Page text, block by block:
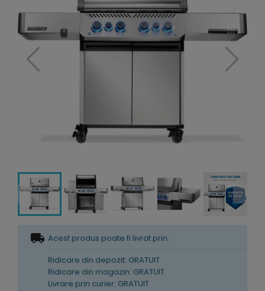
Acest produs poate fi livrat prin:
Ridicare din depozit: GRATUIT
Ridicare din magazin: GRATUIT
Livrare prin curier: GRATUIT